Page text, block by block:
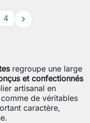
4 
regroupe une large
et confectionnés
artisanal en
de véritables
caractère,